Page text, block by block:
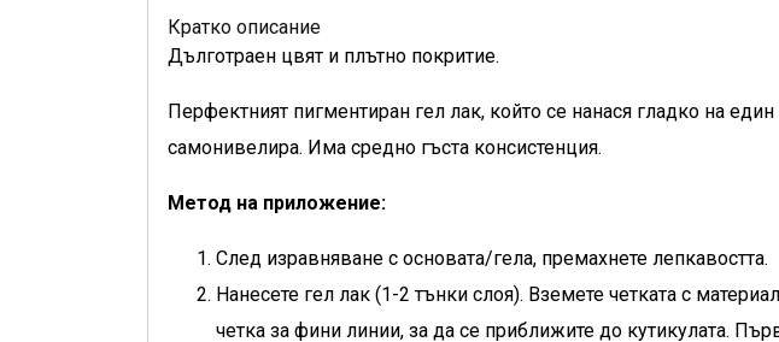
Кратко описание
Дълготраен цвят и плътно покритие.
Перфектният пигментиран гел лак, който се нанася гладко на
самонивелира. Има средно гъста консистенция.
Метод на приложение:
След изравняване с основата/гела, премахнете лепкавостта.
Нанесете гел лак (1-2 тънки слоя). Вземете четката с
четка за фини линии, за да се приближите до кутикулата.